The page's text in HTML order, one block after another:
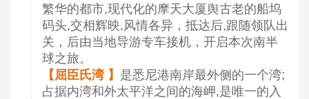
繁华的都市,现代化的摩天大厦舆古老的船坞
码头,交相辉映,风情各异，抵达后,跟随领队出
关，后由当地导游专车接机，开启本次南半
球之旅。
【屈臣氏湾 】 是悉尼港南岸最外侧的一个湾;
占据内湾和外太平洋之间的海岬,是唯一的入